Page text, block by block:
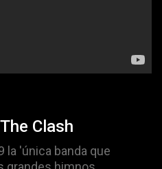
Clash
la 'única banda que